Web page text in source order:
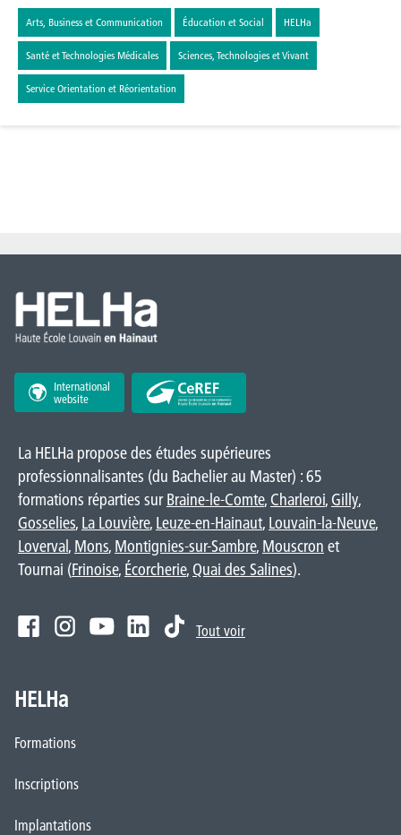
Arts, Business et Communication Éducation et Social HELHa
Santé et Technologies Médicales Sciences, Technologies et Vivant
Service Orientation et Réorientation
International
website
La HELHa propose des études supérieures
professionnalisantes (du Bachelier au Master) : 65
formations réparties surBraine-le-Comte, Charleroi, Gilly,
Gosselies, La Louvière, Leuze-en-Hainaut, Louvain-la-Neuve,
Loverval, Mons, Montignies-sur-Sambre, Mouscron et
Tournai (Frinoise, Écorcherie, Quai des Salines).
Tout voir
HELHa
Formations
Inscriptions
Implantations